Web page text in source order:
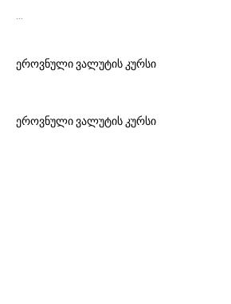
…
ეროვნული ვალუტის კურსი
ეროვნული ვალუტის კურსი